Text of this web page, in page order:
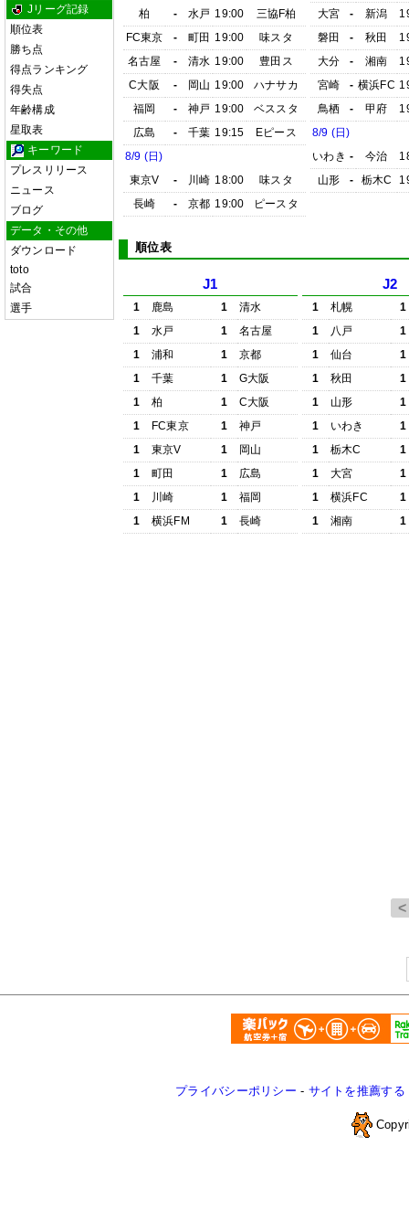
Jリーグ記録
順位表
勝ち点
得点ランキング
得失点
年齢構成
星取表
キーワード
プレスリリース
ニュース
ブログ
データ・その他
ダウンロード
toto
試合
選手
柏
- 水戸 19:00
三協F柏
FC東京
- 町田 19:00
味スタ
名古屋
- 清水 19:00
豊田ス
C大阪
- 岡山 19:00
ハナサカ
福岡
- 神戸 19:00
ベススタ
広島
- 千葉 19:15
Eピース
8/9 (日)
東京V
- 川崎 18:00
味スタ
長崎
- 京都 19:00 ピースタ
大宮
- 新潟
磐田
- 秋田
大分
- 湘南
宮崎
- 横浜FC
鳥栖
- 甲府
8/9 (日)
いわき - 今治
山形
- 栃木C
順位表
J1
1 鹿島 1
清水
1
水戸 1
名古屋
1
浦和 1
京都
1
千葉 1
G大阪
1
柏 1
C大阪
1
FC東京 1
神戸
1
東京V 1
岡山
1
町田 1
広島
1
川崎 1
福岡
1
横浜FM 1 長崎
J2
1 札幌
1
1
八戸
1
1
仙台
1
1
秋田
1
1
山形
1
1
いわき
1
1
栃木C
1
1
大宮
1
1
横浜FC
1
1
湘南 1
プライバシーポリシー - サイトを推薦する